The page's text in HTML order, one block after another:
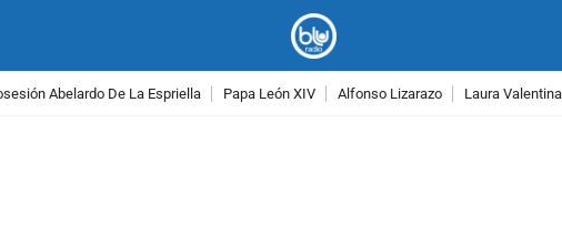
Abelardo De La Espriella Papa León XIV Alfonso Lizarazo Laura